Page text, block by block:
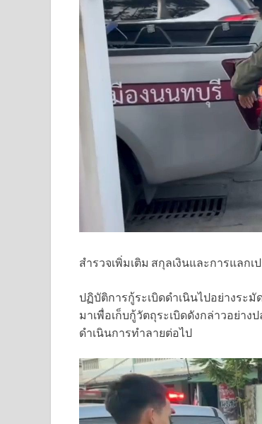
สำรวจเพิ่มเติม สกุลเงินและการแลก
ปฏิบัติการกู้ระเบิดดำเนินไปอย่างระมั
มาเพื่อเก็บกู้วัตถุระเบิดดังกล่าวอย่า
ดำเนินการทำลายต่อไป